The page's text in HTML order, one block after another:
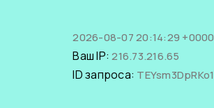
2026-08-07 20:14:29 +0000
Ваш IP:216.73.216.65
ID запроса: TEYsm3DpRKo1